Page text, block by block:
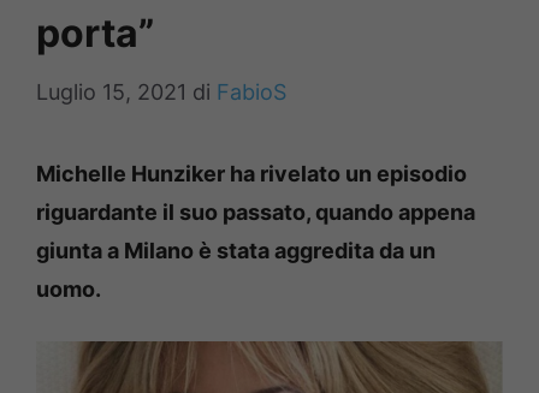
porta”
Luglio 15, 2021 di FabioS
Michelle Hunziker ha rivelato un episodio
riguardante il suo passato, quando appena
giunta a Milano è stata aggredita da un
uomo.